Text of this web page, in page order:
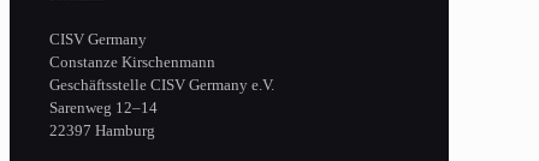
CISV Germany
Constanze Kirschenmann
Geschäftsstelle CISV Germany e.V.
Sarenweg 12–14
22397 Hamburg